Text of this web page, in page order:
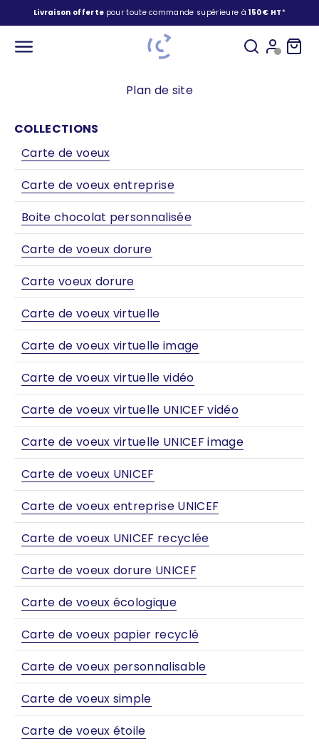
Passer au contenu
Livraison offerte pour toute commande supérieure à 150 € HT*
Ouvrir la navigationCarte de voeux Ouvrir la
Ouvrir
Voir
Plan de site
COLLECTIONS
Carte de voeux
Carte de voeux entreprise
Boite chocolat personnalisée
Carte de voeux dorure
Carte voeux dorure
Carte de voeux virtuelle
Carte de voeux virtuelle image
Carte de voeux virtuelle vidéo
Carte de voeux virtuelle UNICEF vidéo
Carte de voeux virtuelle UNICEF image
Carte de voeux UNICEF
Carte de voeux entreprise UNICEF
Carte de voeux UNICEF recyclée
Carte de voeux dorure UNICEF
Carte de voeux écologique
Carte de voeux papier recyclé
Carte de voeux personnalisable
Carte de voeux simple
Carte de voeux étoile